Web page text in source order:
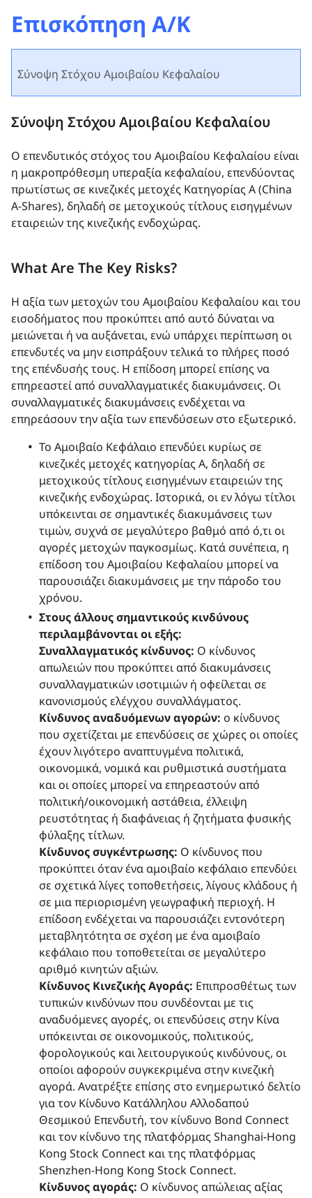
Επισκόπηση Α/Κ
Σύνοψη Στόχου Αμοιβαίου Κεφαλαίου
Σύνοψη Στόχου Αμοιβαίου Κεφαλαίου
Ο επενδυτικός στόχος του Αμοιβαίου Κεφαλαίου είναι
η μακροπρόθεσμη υπεραξία κεφαλαίου, επενδύοντας
πρωτίστως σε κινεζικές μετοχές Κατηγορίας Α (China
A-Shares), δηλαδή σε μετοχικούς τίτλους εισηγμένων
εταιρειών της κινεζικής ενδοχώρας.
What Are The Key Risks?
Η αξία των μετοχών του Αμοιβαίου Κεφαλαίου και του
εισοδήματος που προκύπτει από αυτό δύναται να
μειώνεται ή να αυξάνεται, ενώ υπάρχει περίπτωση οι
επενδυτές να μην εισπράξουν τελικά το πλήρες ποσό
της επένδυσής τους. Η επίδοση μπορεί επίσης να
επηρεαστεί από συναλλαγματικές διακυμάνσεις. Οι
συναλλαγματικές διακυμάνσεις ενδέχεται να
επηρεάσουν την αξία των επενδύσεων στο εξωτερικό.
Το Αμοιβαίο Κεφάλαιο επενδύει κυρίως σε
κινεζικές μετοχές κατηγορίας Α, δηλαδή σε
μετοχικούς τίτλους εισηγμένων εταιρειών της
κινεζικής ενδοχώρας. Ιστορικά, οι εν λόγω τίτλοι
υπόκεινται σε σημαντικές διακυμάνσεις των
τιμών, συχνά σε μεγαλύτερο βαθμό από ό,τι οι
αγορές μετοχών παγκοσμίως. Κατά συνέπεια, η
επίδοση του Αμοιβαίου Κεφαλαίου μπορεί να
παρουσιάζει διακυμάνσεις με την πάροδο του
χρόνου.
Στους άλλους σημαντικούς κινδύνους
περιλαμβάνονται οι εξής:
Συναλλαγματικός κίνδυνος: Ο κίνδυνος
απωλειών που προκύπτει από διακυμάνσεις
συναλλαγματικών ισοτιμιών ή οφείλεται σε
κανονισμούς ελέγχου συναλλάγματος.
Κίνδυνος αναδυόμενων αγορών: ο κίνδυνος
που σχετίζεται με επενδύσεις σε χώρες οι οποίες
έχουν λιγότερο αναπτυγμένα πολιτικά,
οικονομικά, νομικά και ρυθμιστικά συστήματα
και οι οποίες μπορεί να επηρεαστούν από
πολιτική/οικονομική αστάθεια, έλλειψη
ρευστότητας ή διαφάνειας ή ζητήματα φυσικής
φύλαξης τίτλων.
Κίνδυνος συγκέντρωσης: Ο κίνδυνος που
προκύπτει όταν ένα αμοιβαίο κεφάλαιο επενδύει
σε σχετικά λίγες τοποθετήσεις, λίγους κλάδους ή
σε μια περιορισμένη γεωγραφική περιοχή. Η
επίδοση ενδέχεται να παρουσιάζει εντονότερη
μεταβλητότητα σε σχέση με ένα αμοιβαίο
κεφάλαιο που τοποθετείται σε μεγαλύτερο
αριθμό κινητών αξιών.
Κίνδυνος Κινεζικής Αγοράς: Επιπροσθέτως των
τυπικών κινδύνων που συνδέονται με τις
αναδυόμενες αγορές, οι επενδύσεις στην Κίνα
υπόκεινται σε οικονομικούς, πολιτικούς,
φορολογικούς και λειτουργικούς κινδύνους, οι
οποίοι αφορούν συγκεκριμένα στην κινεζική
αγορά. Ανατρέξτε επίσης στο ενημερωτικό δελτίο
για τον Κίνδυνο Κατάλληλου Aλλοδαπού
Θεσμικού Επενδυτή, τον κίνδυνο Bond Connect
και τον κίνδυνο της πλατφόρμας Shanghai-Hong
Kong Stock Connect και της πλατφόρμας
Shenzhen-Hong Kong Stock Connect.
Κίνδυνος αγοράς: Ο κίνδυνος απώλειας αξίας